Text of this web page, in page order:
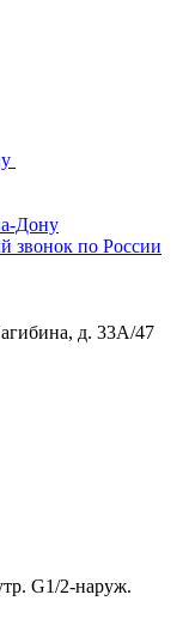
Дону
звонок по России
д. 33А/47
G1/2-наруж.